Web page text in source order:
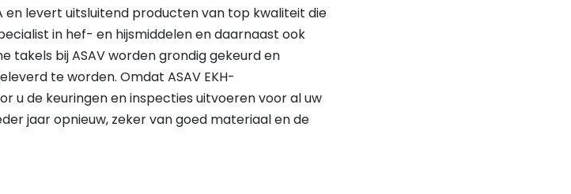
en levert uitsluitend producten van top kwaliteit die
in hef- en hijsmiddelen en daarnaast ook
takels bij ASAV worden grondig gekeurd en
te worden. Omdat ASAV EKH-
u de keuringen en inspecties uitvoeren voor al uw
jaar opnieuw, zeker van goed materiaal en de